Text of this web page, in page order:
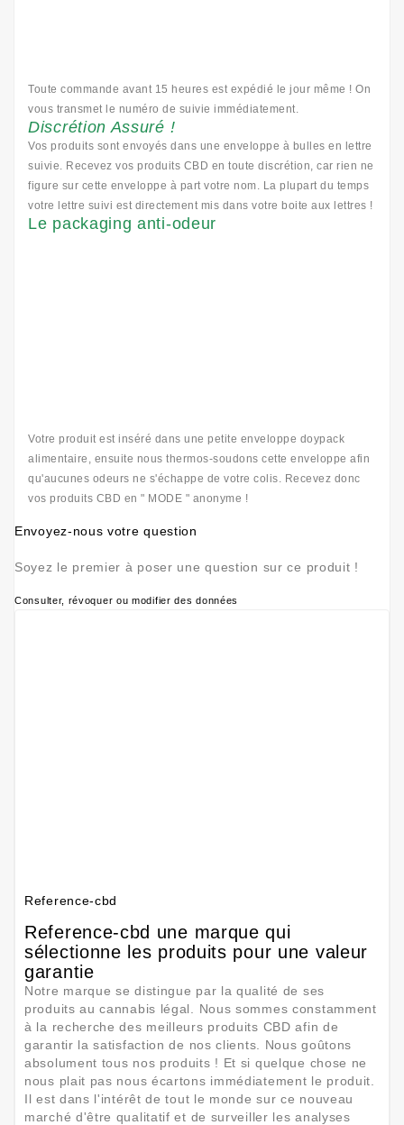
Toute commande avant 15 heures est expédié le jour même ! On
vous transmet le numéro de suivie immédiatement.
Discrétion Assuré !
Vos produits sont envoyés dans une enveloppe à bulles en lettre
suivie. Recevez vos produits CBD en toute discrétion, car rien ne
figure sur cette enveloppe à part votre nom. La plupart du temps
votre lettre suivi est directement mis dans votre boite aux lettres !
Le packaging anti-odeur
Votre produit est inséré dans une petite enveloppe doypack
alimentaire, ensuite nous thermos-soudons cette enveloppe afin
qu'aucunes odeurs ne s'échappe de votre colis. Recevez donc
vos produits CBD en " MODE " anonyme !
Envoyez-nous votre question
Soyez le premier à poser une question sur ce produit !
Consulter, révoquer ou modifier des données
Reference-cbd
Reference-cbd une marque qui
sélectionne les produits pour une valeur
garantie
Notre marque se distingue par la qualité de ses
produits au cannabis légal. Nous sommes constamment
à la recherche des meilleurs produits CBD afin de
garantir la satisfaction de nos clients. Nous goûtons
absolument tous nos produits ! Et si quelque chose ne
nous plait pas nous écartons immédiatement le produit.
Il est dans l'intérêt de tout le monde sur ce nouveau
marché d'être qualitatif et de surveiller les analyses